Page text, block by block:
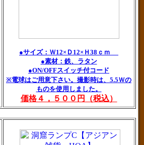
●サイズ：Ｗ12×Ｄ12×Ｈ38ｃｍ
●素材：鉄、ラタン
●ON/OFFスイッチ付コード
※電球はご用意下さい。撮影時は、5.5Ｗの
ものを使用しました。
価格４，５００円（税込）